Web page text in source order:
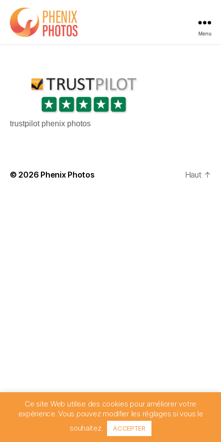
Menu
trustpilot phenix photos
© 2026 Phenix Photos Haut ↑
Ce site Web utilise des cookies pour améliorer votre
expérience. Vous pouvez modifier les réglages si vous le
souhaitez.
ACCEPTER